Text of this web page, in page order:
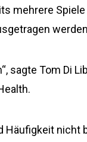
mehrere Spiele
sagte Tom Di
Häufigkeit nicht